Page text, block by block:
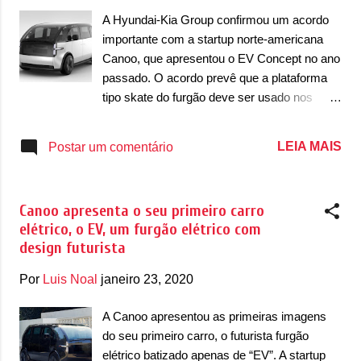
podemos gerar fundos suficientes para
acelerar nosso processo de
desenvolvimento”, disse Ulrich Kranz, Co-
fundador e Presidente Executivo da Canoo. A
marca ainda confirmou que deve apresentar
aplicada a outros modelos de carroceria,
p...
A Hyundai-Kia Group confirmou um acordo
importante com a startup norte-americana
Canoo, que apresentou o EV Concept no ano
passado. O acordo prevê que a plataforma
tipo skate do furgão deve ser usado nos
assim diminuir o impacto nos preços. “A
de uma plataforma para pequenos veículos
elétricos (segmentos A e B). Várias opções
serão exploradas à medida que a associação
progride” , disse o grupo sul-coreano no
de Hyundai e Kia poderão usar esse tipo de
plataforma, que é modular e deve ser
compartilhável entre os carros. “O motor de
Postar um comentário LEIA MAIS
Canoo apresenta o seu primeiro carro
elétrico, o EV, um furgão elétrico com
design futurista
Por Luis Noal janeiro 23, 2020
A Canoo apresentou as primeiras imagens
do seu primeiro carro, o futurista furgão
elétrico batizado apenas de “EV”. A startup